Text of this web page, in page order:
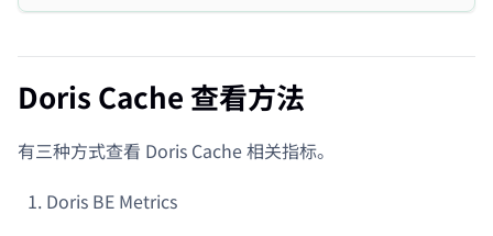
Doris Cache 查看方法
有三种方式查看 Doris Cache 相关指标。
Doris BE Metrics